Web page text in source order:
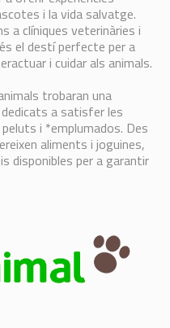
i la vida salvatge.
a clíniques veterinàries i
el destí perfecte per a
i cuidar als animals.
trobaran una
a satisfer les
i *emplumados. Des
aliments i joguines,
disponibles per a garantir